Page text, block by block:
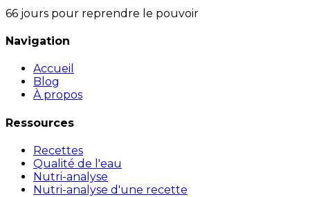
66 jours pour reprendre le pouvoir
Navigation
Accueil
Blog
À propos
Ressources
Recettes
Qualité de l'eau
Nutri-analyse
Nutri-analyse d'une recette